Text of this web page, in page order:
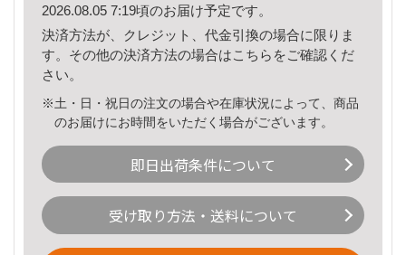
2026.08.05 7:19頃のお届け予定です。
決済方法が、クレジット、代金引換の場合に限りま
す。その他の決済方法の場合はこちら をご確認くだ
さい。
※土・日・祝日の注文の場合や在庫状況によって、商品
のお届けにお時間をいただく場合がございます。
即日出荷条件について
受け取り方法・送料について